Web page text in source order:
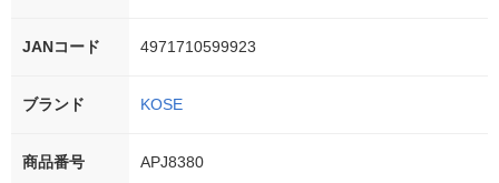
JANコード 4971710599923
ブランド KOSE
商品番号 APJ8380